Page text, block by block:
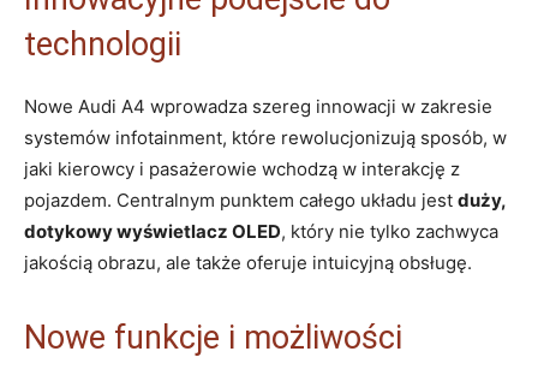
technologii
Nowe Audi A4 wprowadza szereg innowacji w zakresie
systemów infotainment, które rewolucjonizują sposób, w
jaki kierowcy i pasażerowie wchodzą w interakcję z
pojazdem. Centralnym punktem całego układu jest duży,
dotykowy wyświetlacz OLED, który nie tylko zachwyca
jakością obrazu, ale także oferuje intuicyjną obsługę.
Nowe funkcje i możliwości